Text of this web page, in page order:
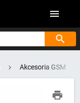
Akcesoria GSM